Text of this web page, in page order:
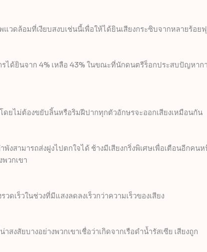
วดล้อมที่เงียบสงบเช่นนี้เพื่อให้ได้ยินเสียงกระซิบจากหลายร้อย
ได้ยินจาก 4% เหลือ 43% ในขณะที่นักดนตรีร็อกประสบปัญหาก
ยไม่ต้องขยับลิ้นหรือริมฝีปากทุกตัวอักษรจะออกเสียงเหมือนกัน
งสามารถส่งฝูงไปตกใจได้ ช้างมีเสียงกริ่งพิเศษเพื่อเตือนอีกคนห
วกเขา
เร็วในช่วงที่มีแสงลดลงเร็วกว่าความเร็วของเสียง
สงสัยบางอย่างพวกเขาเชื่อว่าเกิดจากเรือดำน้ำรัสเซีย เสียงถูก